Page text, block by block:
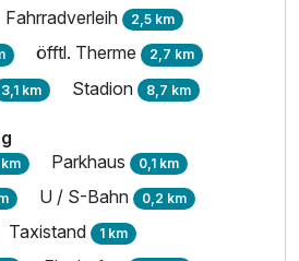
Fahrradverleih 2,5 km
öfftl. Therme 2,7 km
3,1 km Stadion 8,7 km
Parkhaus 0,1 km
U / S-Bahn 0,2 km
Taxistand 1 km